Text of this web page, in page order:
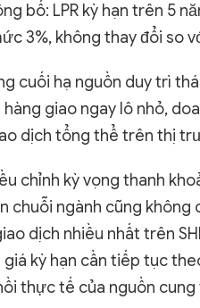
bố: LPR kỳ hạn trên 5
3%, không thay đổi so
cuối hạ nguồn duy trì
giao ngay lô nhỏ,
dịch tổng thể trên thị
chỉnh kỳ vọng thanh
chuỗi ngành cũng
dịch nhiều nhất trên
kỳ hạn cần tiếp tục
thực tế của nguồn